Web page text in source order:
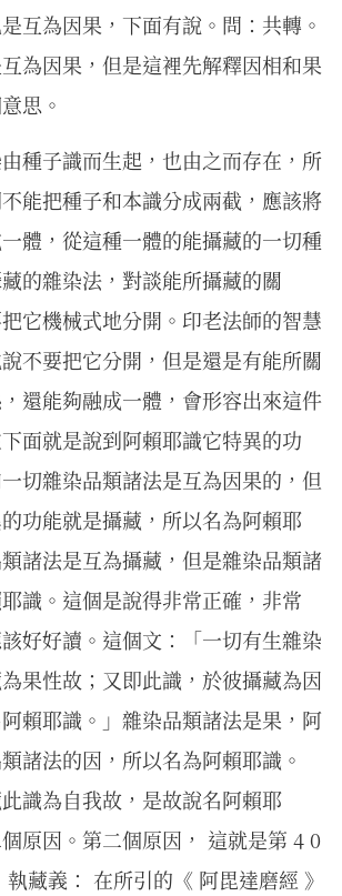
互為因果，下面有說。問：共轉。
為因果，但是這裡先解釋因相和果
思。
由種子識而生起，也由之而存在，所
能把種子和本識分成兩截，應該將
體，從這種一體的能攝藏的一切種
的雜染法，對談能所攝藏的關
它機械式地分開。印老法師的智慧
不要把它分開，但是還是有能所關
還能夠融成一體，會形容出來這件
面就是說到阿賴耶識它特異的功
切雜染品類諸法是互為因果的，但
功能就是攝藏，所以名為阿賴耶
諸法是互為攝藏，但是雜染品類諸
識。這個是說得非常正確，非常
好好讀。這個文：「一切有生雜染
果性故；又即此識，於彼攝藏為因
賴耶識。」雜染品類諸法是果，阿
諸法的因，所以名為阿賴耶識。
此識為自我故，是故說名阿賴耶
原因。第二個原因， 這就是第 4 0
藏義： 在所引的《 阿毘達磨經 》